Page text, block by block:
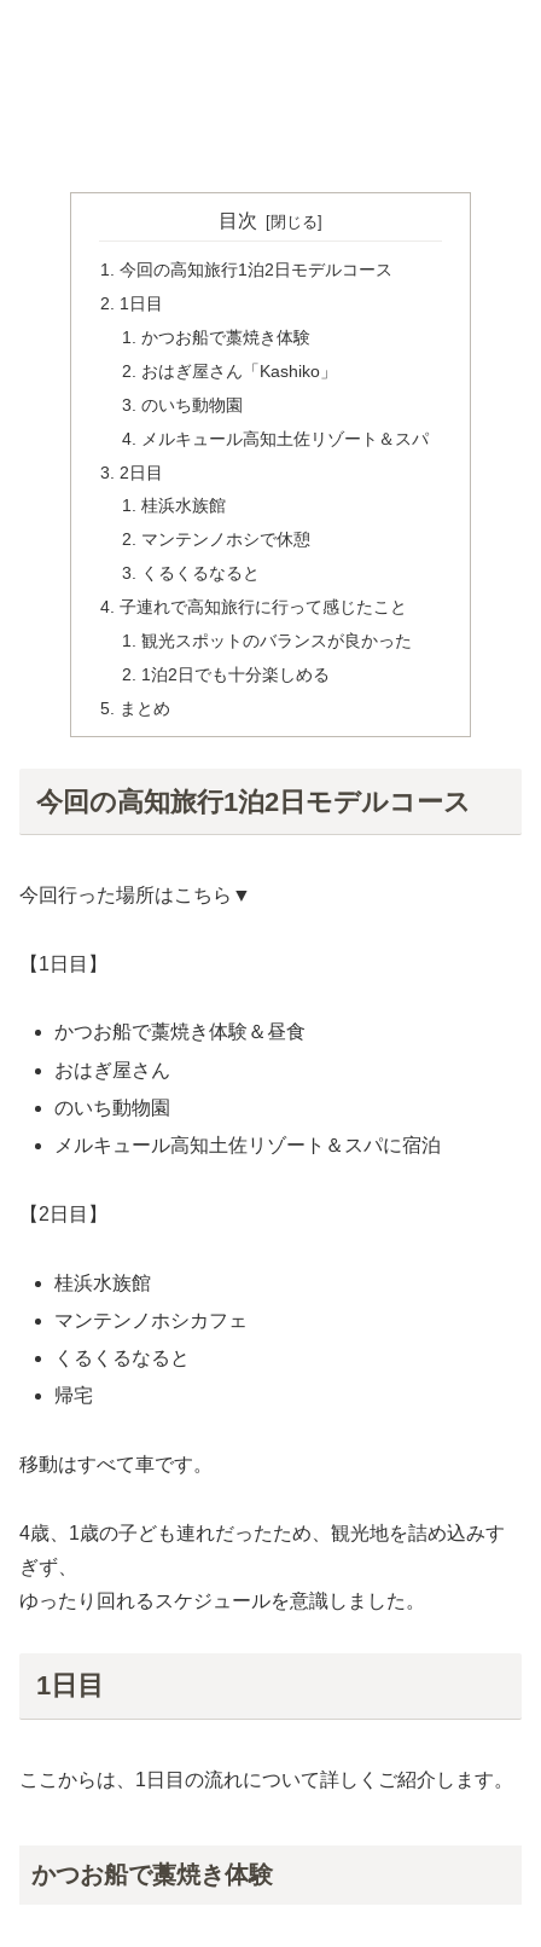
目次
今回の高知旅行1泊2日モデルコース
1日目
かつお船で藁焼き体験
おはぎ屋さん「Kashiko」
のいち動物園
メルキュール高知土佐リゾート＆スパ
2日目
桂浜水族館
マンテンノホシで休憩
くるくるなると
子連れで高知旅行に行って感じたこと
観光スポットのバランスが良かった
1泊2日でも十分楽しめる
まとめ
今回の高知旅行1泊2日モデルコース
今回行った場所はこちら▼
【1日目】
かつお船で藁焼き体験＆昼食
おはぎ屋さん
のいち動物園
メルキュール高知土佐リゾート＆スパに宿泊
【2日目】
桂浜水族館
マンテンノホシカフェ
くるくるなると
帰宅
移動はすべて車です。
4歳、1歳の子ども連れだったため、観光地を詰め込みす
ぎず、
ゆったり回れるスケジュールを意識しました。
1日目
ここからは、1日目の流れについて詳しくご紹介します。
かつお船で藁焼き体験